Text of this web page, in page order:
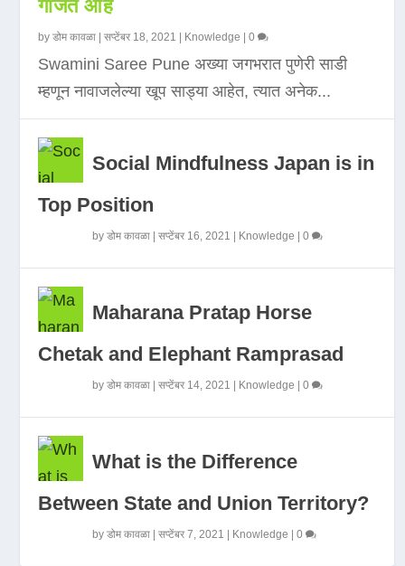
गाजत आहे
byडोम कावळा |सप्टेंबर 18, 2021 Knowledge |0
Swamini Saree Pune अख्या जगभरात पुणेरी साडी
म्हणून नावाजलेल्या खूप साड्या आहेत, त्यात अनेक...
Social Mindfulness Japan is in
Top Position
byडोम कावळा |सप्टेंबर 16, 2021 Knowledge |0
Maharana Pratap Horse
Chetak and Elephant Ramprasad
byडोम कावळा |सप्टेंबर 14, 2021 Knowledge |0
What is the Difference
Between State and Union Territory?
byडोम कावळा |सप्टेंबर 7, 2021 Knowledge |0